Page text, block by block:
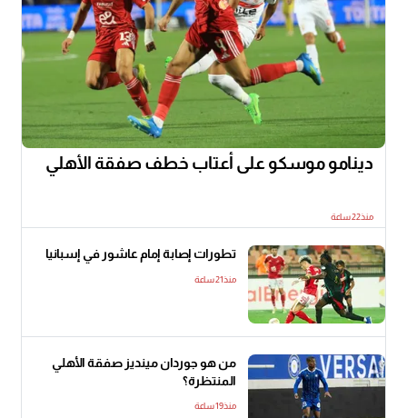
دينامو موسكو على أعتاب خطف صفقة الأهلي
منذ22 ساعة
تطورات إصابة إمام عاشور في إسبانيا
منذ21 ساعة
من هو جوردان مينديز صفقة الأهلي
المنتظرة؟
منذ19 ساعة